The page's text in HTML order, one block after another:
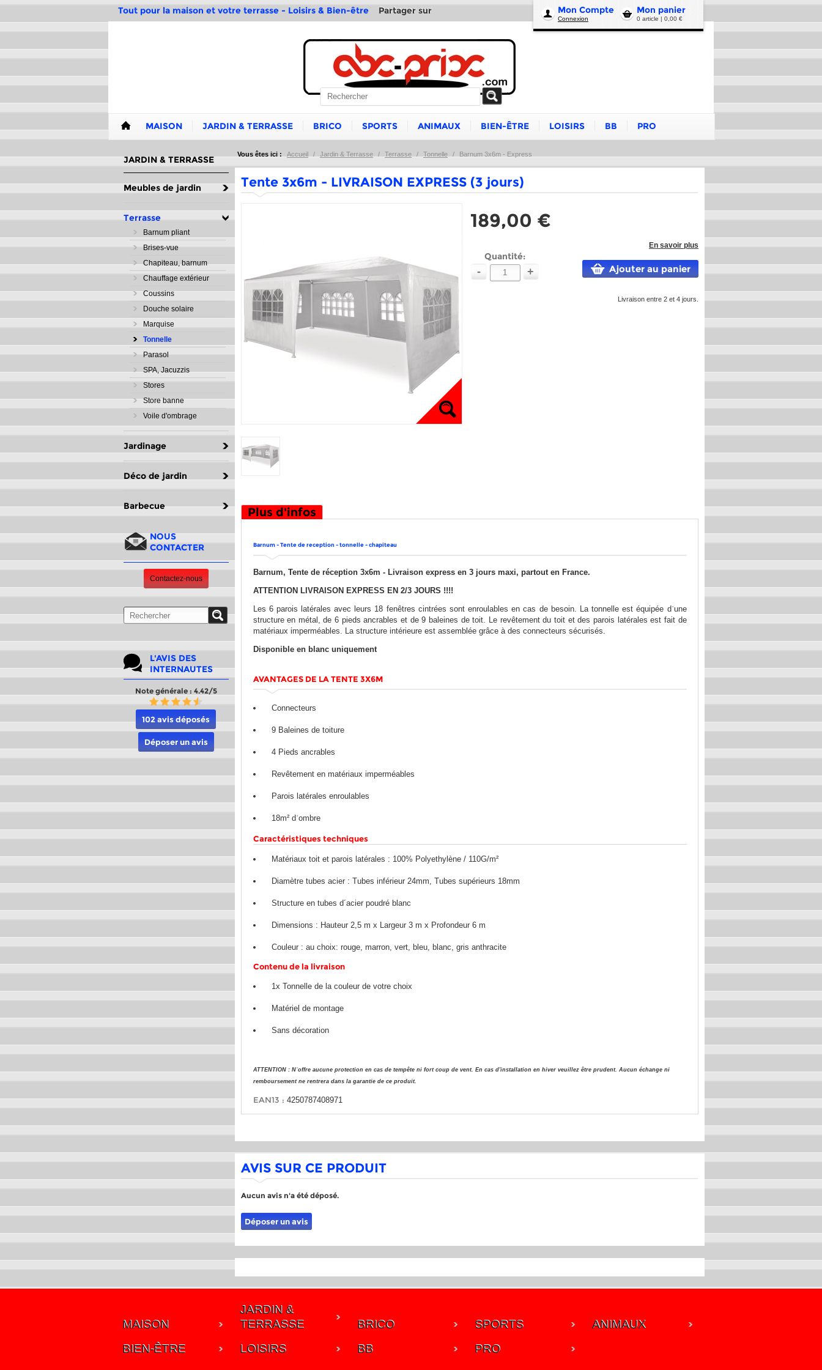
Mon panier
0 article | 0,00 €
Mon Compte
Connexion
Tout pour la maison et votre terrasse - Loisirs & Bien-être Partager sur
MAISON JARDIN & TERRASSE BRICO SPORTS ANIMAUX BIEN-ÊTRE LOISIRS BB PRO
JARDIN & TERRASSE
Meubles de jardin
Terrasse
Barnum pliant
Brises-vue
Chapiteau, barnum
Chauffage extérieur
Coussins
Douche solaire
Marquise
Tonnelle
Parasol
SPA, Jacuzzis
Stores
Store banne
Voile d'ombrage
Jardinage
Déco de jardin
Barbecue
NOUS
CONTACTER
Contactez-nous
L'AVIS DES
INTERNAUTES
Note générale : 4.42/5
102 avis déposés
Déposer un avis
Vous êtes ici : Accueil / Jardin & Terrasse / Terrasse / Tonnelle / Barnum 3x6m - Express
Tente 3x6m - LIVRAISON EXPRESS (3 jours)
189,00 €
En savoir plus
Quantité:
- + Ajouter au panier
Livraison entre 2 et 4 jours.
Plus d'infos
Barnum - Tente de reception - tonnelle - chapiteau
Barnum, Tente de réception 3x6m - Livraison express en 3 jours maxi, partout en France.
ATTENTION LIVRAISON EXPRESS EN 2/3 JOURS !!!!
Les 6 parois latérales avec leurs 18 fenêtres cintrées sont enroulables en cas de besoin. La tonnelle est équipée dˈune
structure en métal, de 6 pieds ancrables et de 9 baleines de toit. Le revêtement du toit et des parois latérales est fait de
matériaux imperméables. La structure intérieure est assemblée grâce à des connecteurs sécurisés.
Disponible en blanc uniquement
AVANTAGES DE LA TENTE 3X6M
Connecteurs
9 Baleines de toiture
4 Pieds ancrables
Revêtement en matériaux imperméables
Parois latérales enroulables
18m² dˈombre
Caractéristiques techniques
Matériaux toit et parois latérales : 100% Polyethylène / 110G/m²
Diamètre tubes acier : Tubes inférieur 24mm, Tubes supérieurs 18mm
Structure en tubes d´acier poudré blanc
Dimensions : Hauteur 2,5 m x Largeur 3 m x Profondeur 6 m
Couleur : au choix: rouge, marron, vert, bleu, blanc, gris anthracite
Contenu de la livraison
1x Tonnelle de la couleur de votre choix
Matériel de montage
Sans décoration
ATTENTION : Nˈoffre aucune protection en cas de tempête ni fort coup de vent. En cas d'installation en hiver veuillez être prudent. Aucun échange ni
remboursement ne rentrera dans la garantie de ce produit.
EAN13 : 4250787408971
AVIS SUR CE PRODUIT
Aucun avis n'a été déposé.
Déposer un avis
MAISON
JARDIN &
TERRASSE
BRICO SPORTS
ANIMAUX
BIEN-ÊTRE
LOISIRS BB PRO